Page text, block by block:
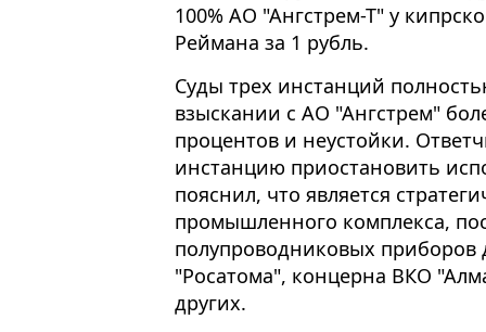
100% АО "Ангстрем-Т" у
Реймана за 1 рубль.
Суды трех инстанций
взыскании с АО "Ангстрем"
процентов и неустойки.
инстанцию приостановить
пояснил, что является
промышленного комплекса,
полупроводниковых
"Росатома", концерна ВКО
других.